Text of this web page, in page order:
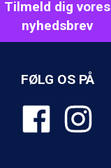
7.095
fra DKK 6.145
DKK 7.245
4.145
4.745
fra DKK 4.745
fra DKK 4.195
fra DKK 4.045
Tilmeld dig vores
nyhedsbrev
FØLG OS PÅ